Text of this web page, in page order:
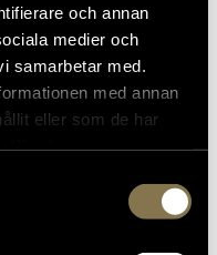
och annan
medier och
samarbetar med.
med annan
eller som de har